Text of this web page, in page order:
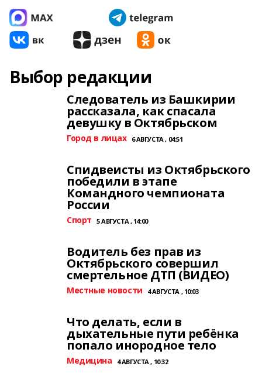
Выбор редакции
Следователь из Башкирии
рассказала, как спасала
девушку в Октябрьском
Город в лицах 6 АВГУСТА , 04:51
Спидвеисты из Октябрьского
победили в этапе
Командного чемпионата
России
Спорт 5 АВГУСТА , 14:00
Водитель без прав из
Октябрьского совершил
смертельное ДТП (ВИДЕО)
Местные новости 4 АВГУСТА , 10:03
Что делать, если в
дыхательные пути ребёнка
попало инородное тело
Медицина 4 АВГУСТА , 10:32